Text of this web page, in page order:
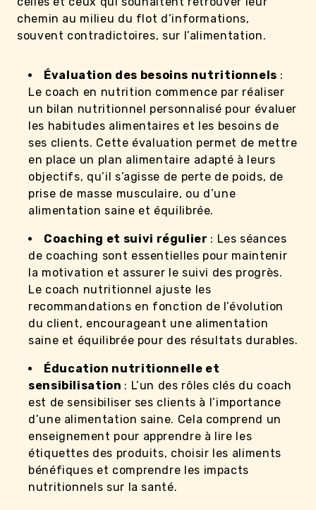
chemin au milieu du flot d’informations,
souvent contradictoires, sur l’alimentation.
Évaluation des besoins nutritionnels :
Le coach en nutrition commence par réaliser
un bilan nutritionnel personnalisé pour évaluer
les habitudes alimentaires et les besoins de
ses clients. Cette évaluation permet de mettre
en place un plan alimentaire adapté à leurs
objectifs, qu’il s’agisse de perte de poids, de
prise de masse musculaire, ou d’une
alimentation saine et équilibrée.
Coaching et suivi régulier : Les séances
de coaching sont essentielles pour maintenir
la motivation et assurer le suivi des progrès.
Le coach nutritionnel ajuste les
recommandations en fonction de l’évolution
du client, encourageant une alimentation
saine et équilibrée pour des résultats durables.
Éducation nutritionnelle et
sensibilisation : L’un des rôles clés du coach
est de sensibiliser ses clients à l’importance
d’une alimentation saine. Cela comprend un
enseignement pour apprendre à lire les
étiquettes des produits, choisir les aliments
bénéfiques et comprendre les impacts
nutritionnels sur la santé.